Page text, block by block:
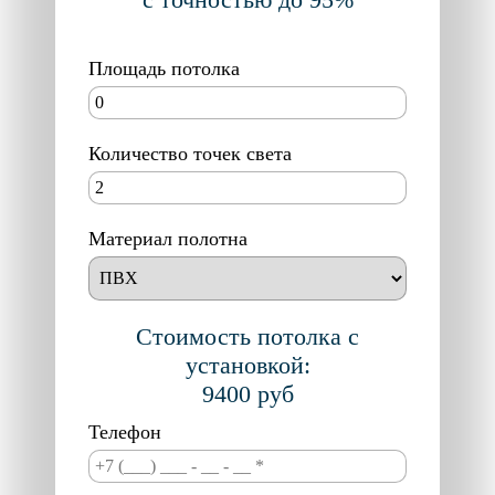
Площадь потолка
Количество точек света
Материал полотна
Стоимость потолка с
установкой:
9400руб
Телефон